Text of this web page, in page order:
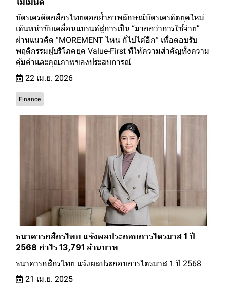
บัตรเครดิตกสิกรไทยตอกย้ำภาพลักษณ์บัตรเครดิตยุคใหม่
เดินหน้าขับเคลื่อนแบรนด์สู่การเป็น “มากกว่าการใช้จ่าย”
ผ่านแนวคิด “MOREMENT ไหน ก็ไปได้อีก” เพื่อตอบรับ
พฤติกรรมผู้บริโภคยุค Value-First ที่ให้ความสำคัญทั้งความ
คุ้มค่าและคุณภาพของประสบการณ์
22 เม.ย. 2026
Finance
ธนาคารกสิกรไทย แจ้งผลประกอบการไตรมาส 1 ปี
2568 กำไร 13,791 ล้านบาท
ธนาคารกสิกรไทย แจ้งผลประกอบการไตรมาส 1 ปี 2568
21 เม.ย. 2025